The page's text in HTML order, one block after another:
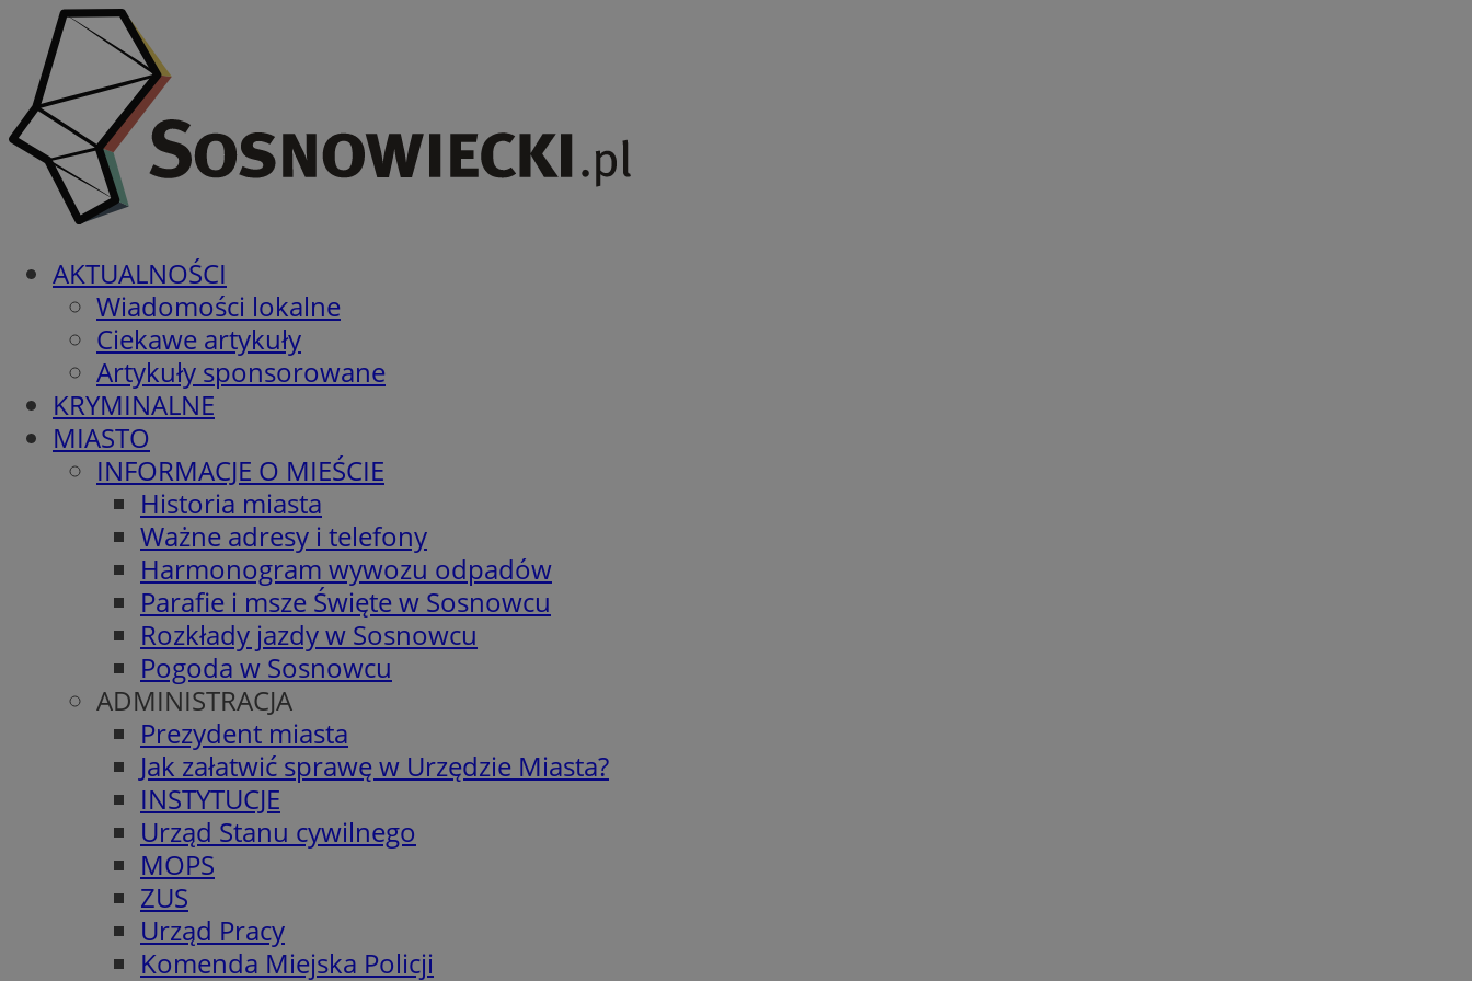
AKTUALNOŚCI
Wiadomości lokalne
Ciekawe artykuły
Artykuły sponsorowane
KRYMINALNE
MIASTO
INFORMACJE O MIEŚCIE
Historia miasta
Ważne adresy i telefony
Harmonogram wywozu odpadów
Parafie i msze Święte w Sosnowcu
Rozkłady jazdy w Sosnowcu
Pogoda w Sosnowcu
ADMINISTRACJA
Prezydent miasta
Jak załatwić sprawę w Urzędzie Miasta?
INSTYTUCJE
Urząd Stanu cywilnego
MOPS
ZUS
Urząd Pracy
Komenda Miejska Policji